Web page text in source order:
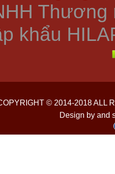
Thương
khẩu
© 2014-2018 ALL
Design by and